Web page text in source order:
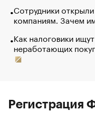
Сотрудники
компаниям. Зачем
Как налоговики
неработающих
Регистрация